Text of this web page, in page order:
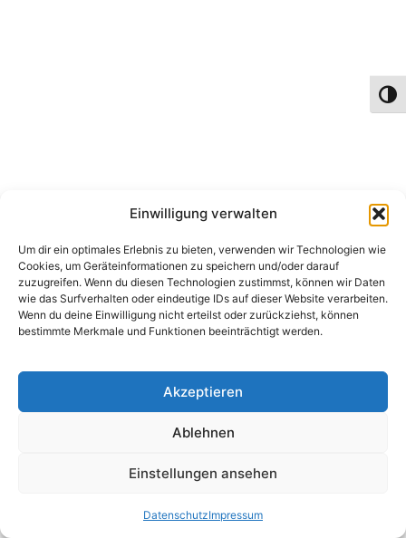
Einwilligung verwalten
Um dir ein optimales Erlebnis zu bieten, verwenden wir Technologien wie
Cookies, um Geräteinformationen zu speichern und/oder darauf
zuzugreifen. Wenn du diesen Technologien zustimmst, können wir Daten
wie das Surfverhalten oder eindeutige IDs auf dieser Website verarbeiten.
Wenn du deine Einwilligung nicht erteilst oder zurückziehst, können
bestimmte Merkmale und Funktionen beeinträchtigt werden.
Akzeptieren
Ablehnen
Einstellungen ansehen
DatenschutzImpressum